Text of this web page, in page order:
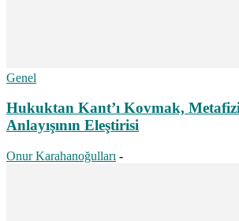
Genel
Hukuktan Kant’ı Kovmak,
Anlayışının Eleştirisi
Onur Karahanoğulları -